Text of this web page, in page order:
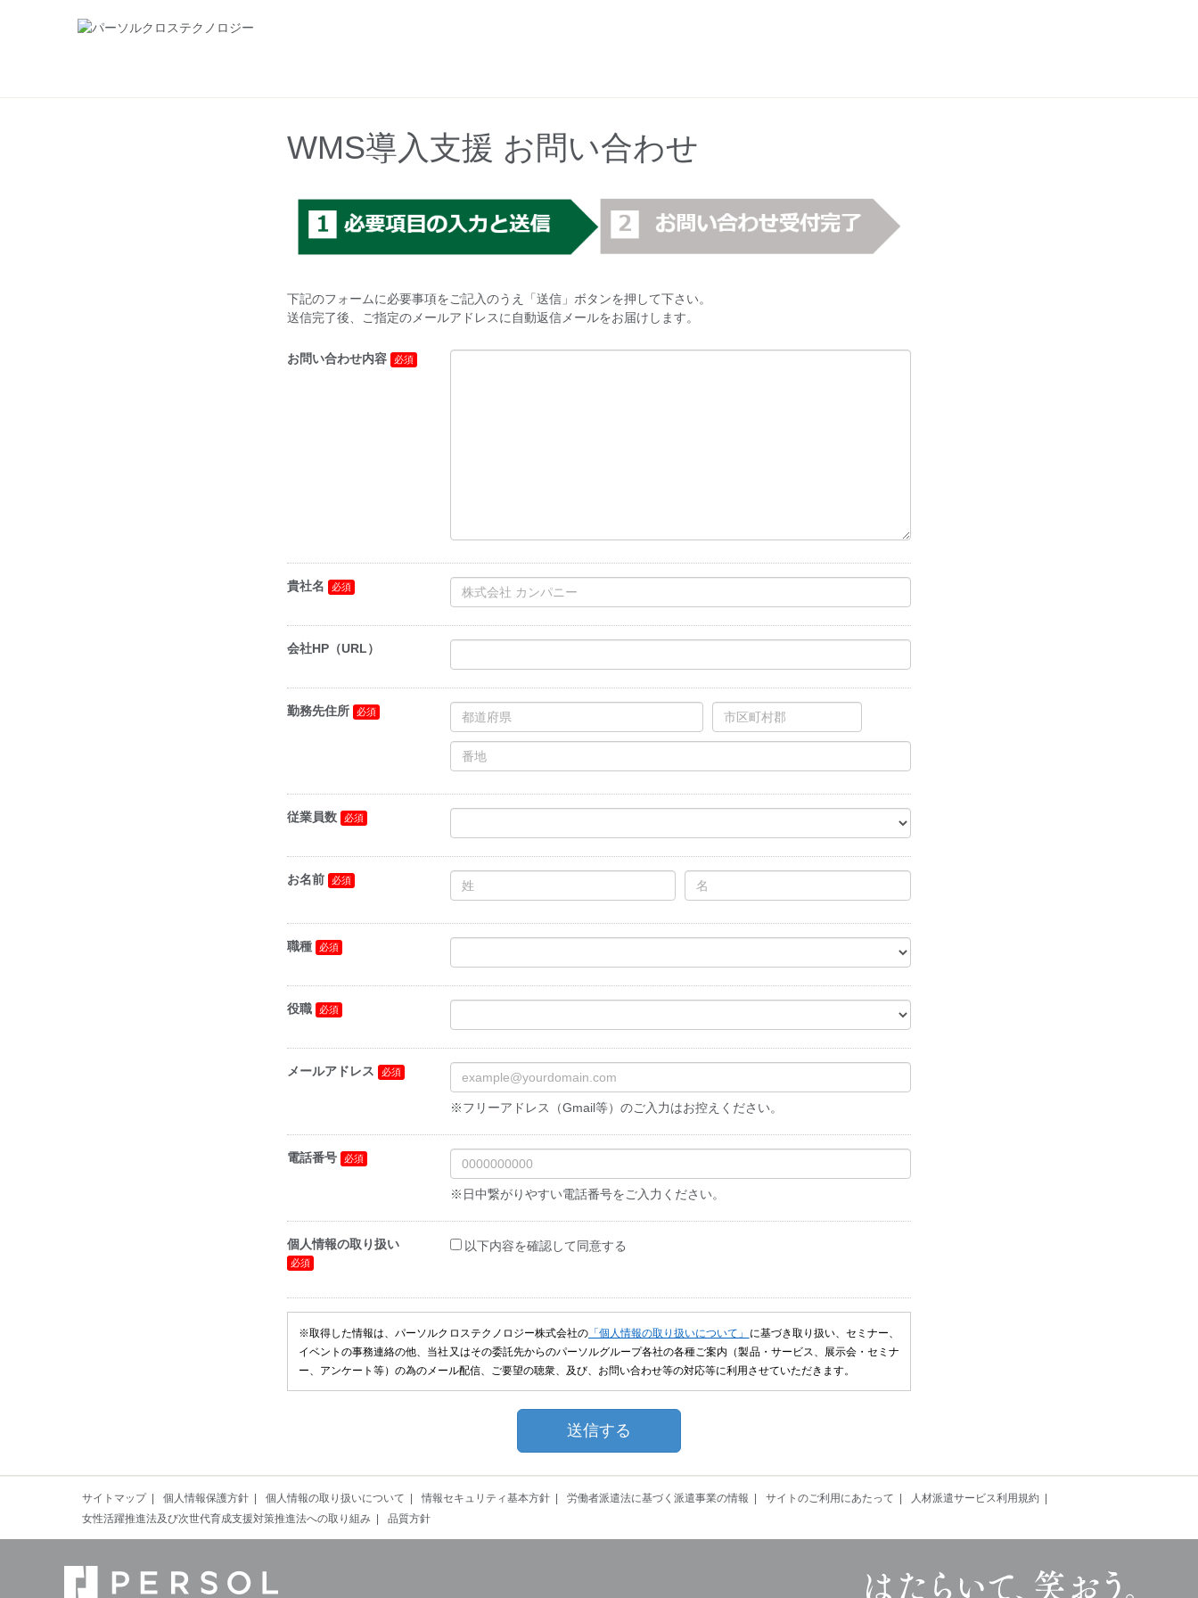
WMS導入支援 お問い合わせ
下記のフォームに必要事項をご記入のうえ「送信」ボタンを押して下さい。
送信完了後、ご指定のメールアドレスに自動返信メールをお届けします。
お問い合わせ内容
貴社名
会社HP（URL）
勤務先住所
従業員数
お名前
職種
役職
メールアドレス
※フリーアドレス（Gmail等）のご入力はお控えください。
電話番号
※日中繋がりやすい電話番号をご入力ください。
個人情報の取り扱い 以下内容を確認して同意する
※取得した情報は、パーソルクロステクノロジー株式会社の「個人情報の取り扱いについて」
に基づき取り扱い、セミナー、
イベントの事務連絡の他、当社又はその委託先からのパーソルグループ各社の各種ご案内（製品・サービス、展示会・セミナ
ー、アンケート等）の為のメール配信、ご要望の聴衆、及び、お問い合わせ等の対応等に利用させていただきます。
サイトマップ 個人情報保護方針 個人情報の取り扱いについて 情報セキュリティ基本方針 労働者派遣法に基づく派遣事業の情報 サイトのご利用にあたって
人材派遣サービス利用規約
女性活躍推進法及び次世代育成支援対策推進法への取り組み
品質方針